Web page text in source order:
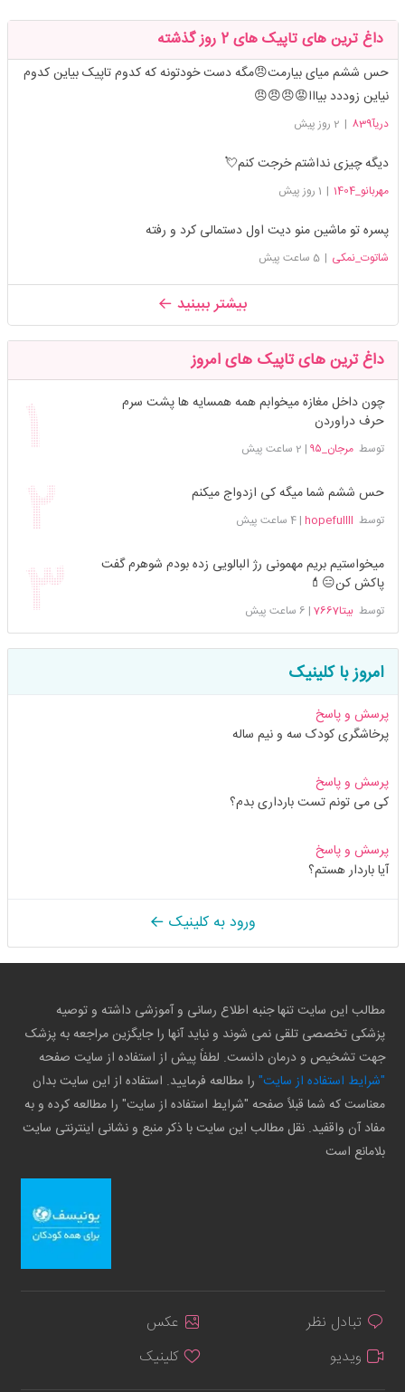
داغ ترین های تاپیک های 2 روز گذشته
حس ششم میای بیارمت😠مگه دست خودتونه که کدوم تاپیک بیاین کدوم
نیاین زوددد بیااا😡😠😠😠
دریآ839 | 2 روز پیش
دیگه چیزی نداشتم خرجت کنم💘
مهربانو_1404 | 1 روز پیش
پسره تو ماشین منو دیت اول دستمالی کرد و رفته
شاتوت_نمکی | 5 ساعت پیش
بیشتر ببینید
داغ ترین های تاپیک های امروز
چون داخل مغازه میخوابم همه همسایه ها پشت سرم
حرف دراوردن
توسطمرجان_۹۵ | 2 ساعت پیش
حس ششم شما میگه کی ازدواج میکنم
توسط hopefullll
|4 ساعت پیش
میخواستیم بریم مهمونی رژ البالویی زده بودم شوهرم گفت
پاکش کن😑💄
توسطبیتا7667 | 6 ساعت پیش
امروز با کلینیک
پرسش و پاسخ
پرخاشگری کودک سه و نیم ساله
پرسش و پاسخ
کی می تونم تست بارداری بدم؟
پرسش و پاسخ
آیا باردار هستم؟
ورود به کلینیک
مطالب این سایت تنها جنبه اطلاع رسانی و آموزشی داشته و توصیه
پزشکی تخصصی تلقی نمی شوند و نباید آنها را جایگزین مراجعه به پزشک
جهت تشخیص و درمان دانست. لطفاً پیش از استفاده از سایت صفحه
"شرایط استفاده از سایت" را مطالعه فرمایید. استفاده از این سایت بدان
معناست که شما قبلاً صفحه "شرایط استفاده از سایت" را مطالعه کرده و به
مفاد آن واقفید. نقل مطالب این سایت با ذکر منبع و نشانی اینترنتی سایت
بلامانع است
تبادل نظر
عکس
ویدیو
کلینیک